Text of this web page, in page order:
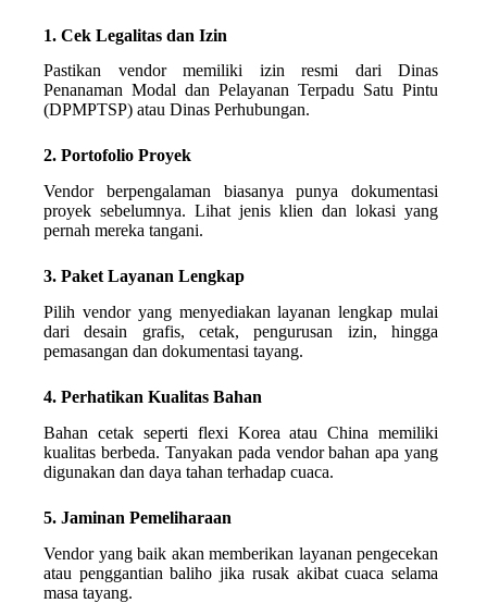
1. Cek Legalitas dan Izin
Pastikan vendor memiliki izin resmi dari Dinas
Penanaman Modal dan Pelayanan Terpadu Satu Pintu
(DPMPTSP) atau Dinas Perhubungan.
2. Portofolio Proyek
Vendor berpengalaman biasanya punya dokumentasi
proyek sebelumnya. Lihat jenis klien dan lokasi yang
pernah mereka tangani.
3. Paket Layanan Lengkap
Pilih vendor yang menyediakan layanan lengkap mulai
dari desain grafis, cetak, pengurusan izin, hingga
pemasangan dan dokumentasi tayang.
4. Perhatikan Kualitas Bahan
Bahan cetak seperti flexi Korea atau China memiliki
kualitas berbeda. Tanyakan pada vendor bahan apa yang
digunakan dan daya tahan terhadap cuaca.
5. Jaminan Pemeliharaan
Vendor yang baik akan memberikan layanan pengecekan
atau penggantian baliho jika rusak akibat cuaca selama
masa tayang.